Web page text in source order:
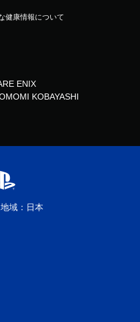
健康情報について
ENIX
KOBAYASHI
域：日本